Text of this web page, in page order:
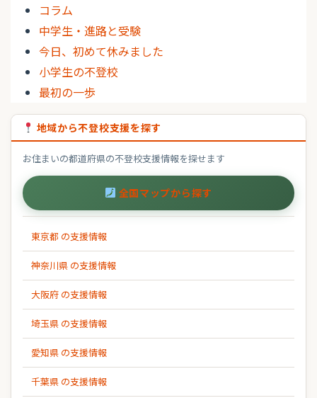
コラム
中学生・進路と受験
今日、初めて休みました
小学生の不登校
最初の一歩
地域から不登校支援を探す
お住まいの都道府県の不登校支援情報を探せます
全国マップから探す
東京都 の支援情報
神奈川県 の支援情報
大阪府 の支援情報
埼玉県 の支援情報
愛知県 の支援情報
千葉県 の支援情報